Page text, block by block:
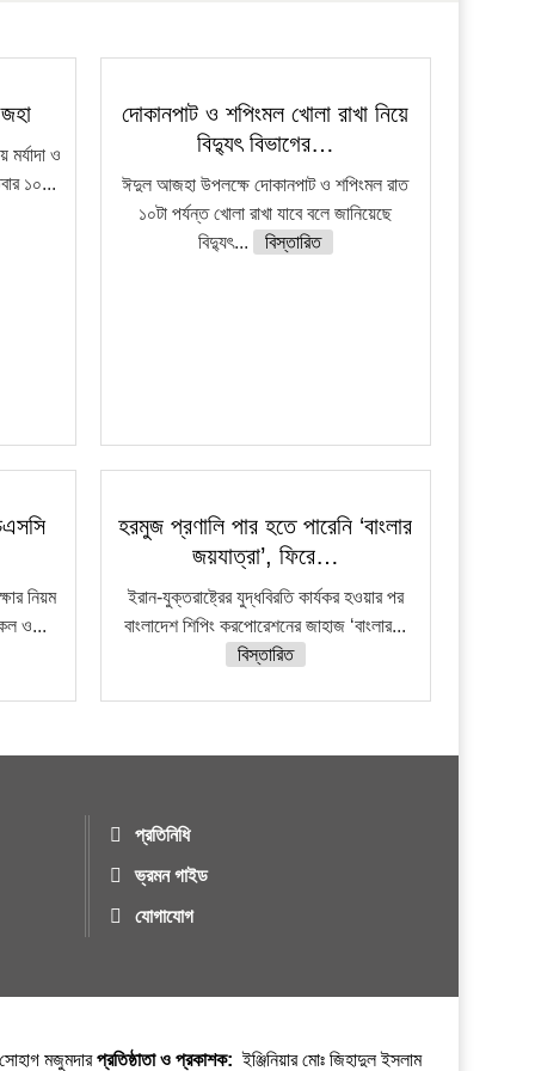
ও
১০...
দোকানপাট ও শপিংমল খোলা রাখা নিয়ে
বিদ্যুৎ বিভাগের…
ঈদুল আজহা উপলক্ষে দোকানপাট ও শপিংমল রাত
১০টা পর্যন্ত খোলা রাখা যাবে বলে জানিয়েছে
বিদ্যুৎ...
বিস্তারিত
নিয়ম
ও...
হরমুজ প্রণালি পার হতে পারেনি ‘বাংলার
জয়যাত্রা’, ফিরে…
ইরান-যুক্তরাষ্ট্রের যুদ্ধবিরতি কার্যকর হওয়ার পর
বাংলাদেশ শিপিং করপোরেশনের জাহাজ ‘বাংলার...
বিস্তারিত
প্রতিনিধি
ভ্রমন গাইড
যোগাযোগ
সোহাগ মজুমদারপ্রতিষ্ঠাতা ও প্রকাশক: ইঞ্জিনিয়ার মোঃ জিহাদুল ইসলাম